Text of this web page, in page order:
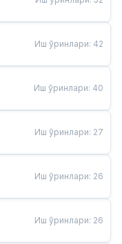
Иш ўринлари: 42
Иш ўринлари: 40
Иш ўринлари: 27
Иш ўринлари: 26
Иш ўринлари: 26